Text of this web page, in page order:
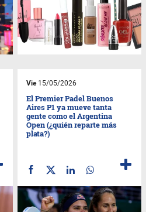
Vie15/05/2026
El Premier Padel Buenos
Aires P1 ya mueve tanta
gente como el Argentina
Open (¿quién reparte más
plata?)